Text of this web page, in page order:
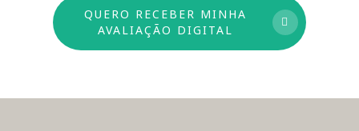
QUERO RECEBER MINHA
AVALIAÇÃO DIGITAL